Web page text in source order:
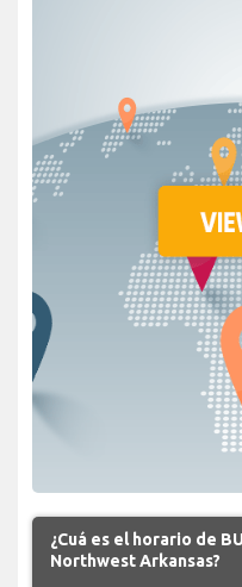
¿Cuá es el horario de
Northwest Arkansas?